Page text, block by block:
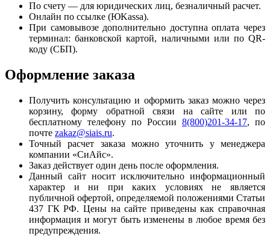
По счету — для юридических лиц, безналичный расчет.
Онлайн по ссылке (ЮKassa).
При самовывозе дополнительно доступна оплата через
терминал: банковской картой, наличными или по QR-
коду (СБП).
Оформление заказа
Получить консультацию и оформить заказ можно через
корзину, форму обратной связи на сайте или по
бесплатному телефону по России 8(800)201-34-17, по
почте zakaz@siais.ru.
Точный расчет заказа можно уточнить у менеджера
компании «СиАйс».
Заказ действует один день после оформления.
Данный сайт носит исключительно информационный
характер и ни при каких условиях не является
публичной офертой, определяемой положениями Статьи
437 ГК РФ. Цены на сайте приведены как справочная
информация и могут быть изменены в любое время без
предупреждения.